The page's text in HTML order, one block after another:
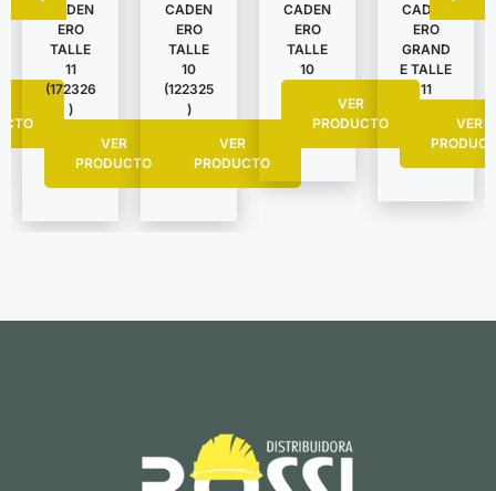
CADEN
ERO
TALLE
11
(172326
)
VER
PRODUCTO
CADEN
ERO
TALLE
10
(122325
)
VER
PRODUCTO
CADEN
ERO
TALLE
10
VER
PRODUCTO
CADEN
ERO
GRAND
E TALLE
11
VER